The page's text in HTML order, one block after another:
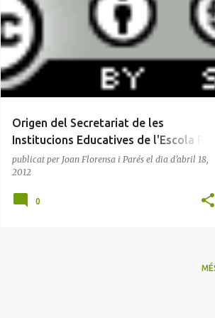
n
t
r
a
d
Origen del Secretariat de les
Institucions Educatives de l'Escola Pia
de Catalunya
publicat per Joan Florensa i Parés el dia d’abril 18,
2012
SECRETARIAT DE LES INSTITUCIONS EDUCATIVES
0